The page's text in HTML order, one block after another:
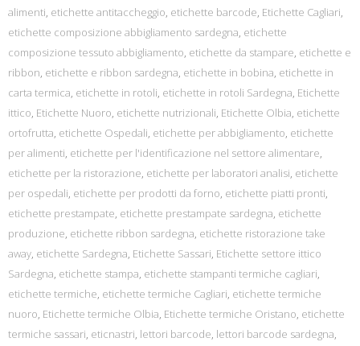
alimenti, etichette antitaccheggio, etichette barcode, Etichette Cagliari,
etichette composizione abbigliamento sardegna, etichette
composizione tessuto abbigliamento, etichette da stampare, etichette e
ribbon, etichette e ribbon sardegna, etichette in bobina, etichette in
carta termica, etichette in rotoli, etichette in rotoli Sardegna, Etichette
ittico, Etichette Nuoro, etichette nutrizionali, Etichette Olbia, etichette
ortofrutta, etichette Ospedali, etichette per abbigliamento, etichette
per alimenti, etichette per l'identificazione nel settore alimentare,
etichette per la ristorazione, etichette per laboratori analisi, etichette
per ospedali, etichette per prodotti da forno, etichette piatti pronti,
etichette prestampate, etichette prestampate sardegna, etichette
produzione, etichette ribbon sardegna, etichette ristorazione take
away, etichette Sardegna, Etichette Sassari, Etichette settore ittico
Sardegna, etichette stampa, etichette stampanti termiche cagliari,
etichette termiche, etichette termiche Cagliari, etichette termiche
nuoro, Etichette termiche Olbia, Etichette termiche Oristano, etichette
termiche sassari, eticnastri, lettori barcode, lettori barcode sardegna,